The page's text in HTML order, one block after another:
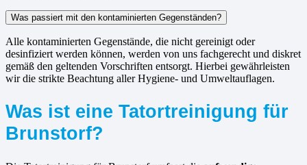
Was passiert mit den kontaminierten Gegenständen?
Alle kontaminierten Gegenstände, die nicht gereinigt oder
desinfiziert werden können, werden von uns fachgerecht und diskret
gemäß den geltenden Vorschriften entsorgt. Hierbei gewährleisten
wir die strikte Beachtung aller Hygiene- und Umweltauflagen.
Was ist eine Tatortreinigung für
Brunstorf?